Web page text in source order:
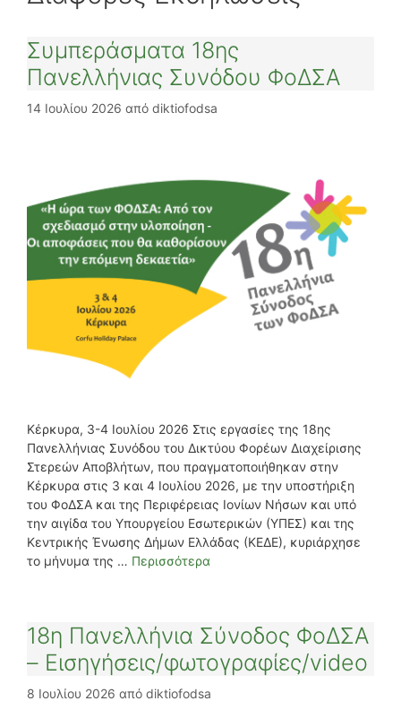
Συμπεράσματα 18ης
Πανελλήνιας Συνόδου ΦοΔΣΑ
14 Ιουλίου 2026 από diktiofodsa
Κέρκυρα, 3-4 Ιουλίου 2026 Στις εργασίες της 18ης
Πανελλήνιας Συνόδου του Δικτύου Φορέων Διαχείρισης
Στερεών Αποβλήτων, που πραγματοποιήθηκαν στην
Κέρκυρα στις 3 και 4 Ιουλίου 2026, με την υποστήριξη
του ΦοΔΣΑ και της Περιφέρειας Ιονίων Νήσων και υπό
την αιγίδα του Υπουργείου Εσωτερικών (ΥΠΕΣ) και της
Κεντρικής Ένωσης Δήμων Ελλάδας (ΚΕΔΕ), κυριάρχησε
το μήνυμα της … Περισσότερα
18η Πανελλήνια Σύνοδος ΦοΔΣΑ
– Εισηγήσεις/φωτογραφίες/video
8 Ιουλίου 2026 από diktiofodsa